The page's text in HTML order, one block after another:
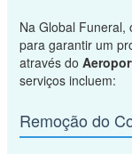
Na Global Funeral,
para garantir um
através do
serviços incluem:
Remoção do